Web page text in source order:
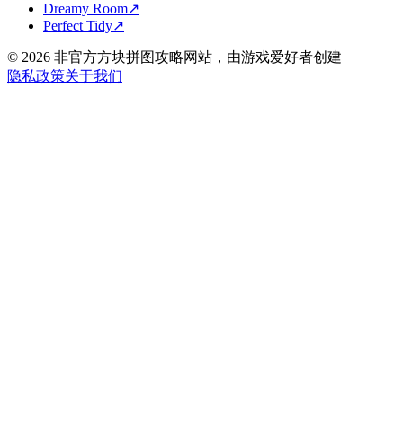
Dreamy Room↗️
Perfect Tidy↗️
© 2026 非官方方块拼图攻略网站，由游戏爱好者创建
隐私政策关于我们